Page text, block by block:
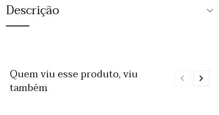
Descrição
Quem viu esse produto, viu
também